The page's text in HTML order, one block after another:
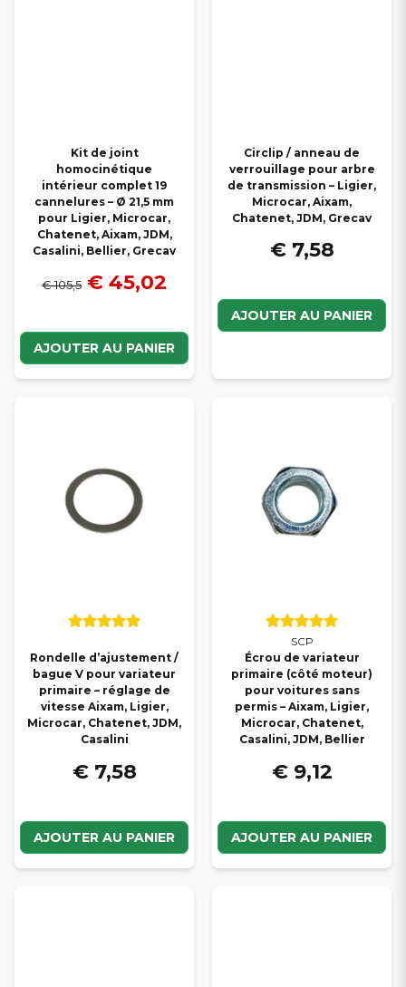
Kit de joint
homocinétique
intérieur complet 19
cannelures – Ø 21,5 mm
pour Ligier, Microcar,
Chatenet, Aixam, JDM,
Casalini, Bellier, Grecav
€ 105,5 € 45,02
AJOUTER AU PANIER
Circlip / anneau de
verrouillage pour arbre
de transmission – Ligier,
Microcar, Aixam,
Chatenet, JDM, Grecav
€ 7,58
AJOUTER AU PANIER
Rondelle d’ajustement /
bague V pour variateur
primaire – réglage de
vitesse Aixam, Ligier,
Microcar, Chatenet, JDM,
Casalini
€ 7,58
AJOUTER AU PANIER
SCP
Écrou de variateur
primaire (côté moteur)
pour voitures sans
permis – Aixam, Ligier,
Microcar, Chatenet,
Casalini, JDM, Bellier
€ 9,12
AJOUTER AU PANIER